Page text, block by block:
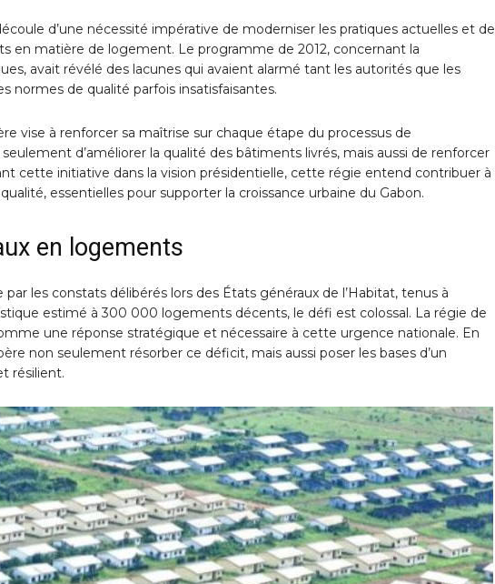
d’une nécessité impérative de moderniser les pratiques actuelles et de
en matière de logement. Le programme de 2012, concernant la
avait révélé des lacunes qui avaient alarmé tant les autorités que les
normes de qualité parfois insatisfaisantes.
vise à renforcer sa maîtrise sur chaque étape du processus de
d’améliorer la qualité des bâtiments livrés, mais aussi de renforcer
cette initiative dans la vision présidentielle, cette régie entend contribuer à
essentielles pour supporter la croissance urbaine du Gabon.
en logements
les constats délibérés lors des États généraux de l’Habitat, tenus à
estimé à 300 000 logements décents, le défi est colossal. La régie de
une réponse stratégique et nécessaire à cette urgence nationale. En
non seulement résorber ce déficit, mais aussi poser les bases d’un
résilient.